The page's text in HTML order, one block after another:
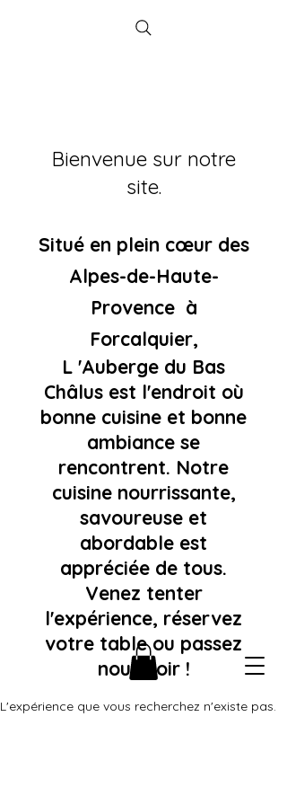
Bienvenue sur notre
site.
Situé en plein cœurdes
Alpes-de-Haute-
Provence à
Forcalquier,
L 'Auberge du Bas
Châlus est l'endroit où
bonne cuisine et bonne
ambiance se
rencontrent. Notre
cuisine nourrissante,
savoureuse et
abordable est
appréciée de tous.
Venez tenter
l'expérience, réservez
votre table ou passez
nous voir !
L'expérience que vous recherchez n'existe pas.